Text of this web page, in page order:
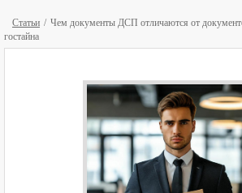
Статьи
Чем документы ДСП отличаются от
гостайна